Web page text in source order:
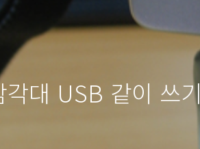
대 USB 같이 쓰기